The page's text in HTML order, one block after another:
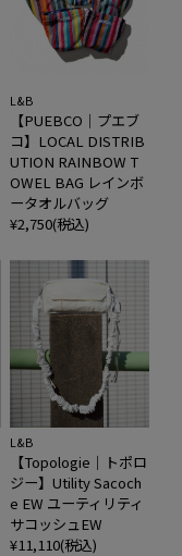
L&B
【PUEBCO｜プエブ
コ】LOCAL DISTRIB
UTION RAINBOW T
OWEL BAG レインボ
ータオルバッグ
¥2,750(税込)
L&B
【Topologie｜トポロ
ジー】Utility Sacoch
e EW ユーティリティ
サコッシュEW
¥11,110(税込)